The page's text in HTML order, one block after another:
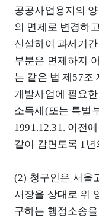
공공사업용지의
의 면제로 변경하
신설하여 과세기
부분은 면제하지
는 같은 법 제57조
개발사업에 필요
소득세(또는 특별
1991.12.31. 이전
같이 감면토록 1
(2) 청구인은 서울
서장을 상대로 위
구하는 행정소송